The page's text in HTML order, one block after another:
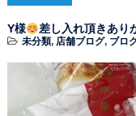
Y様 差し入れ頂きあり
未分類, 店舗ブログ, ブロ